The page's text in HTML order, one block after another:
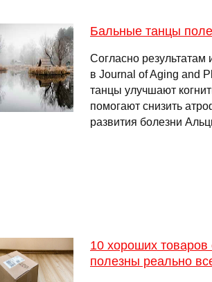
Бальные танцы
Согласно результатам
в Journal of Aging and
танцы улучшают
помогают снизить
развития болезни
10 хороших товаров
полезны реально